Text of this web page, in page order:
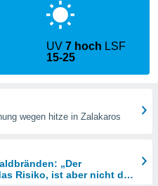
UV7 hoch LSF
15-25
wegen hitze in Zalakaros
„Der
Risiko, ist aber nicht die